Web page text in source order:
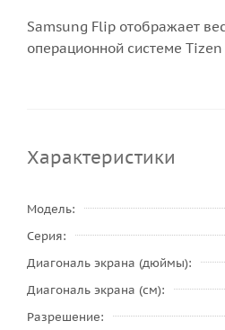
Samsung Flip отображает
операционной системе
Характеристики
Модель
Серия
Диагональ экрана (дюймы)
Диагональ экрана (см)
Разрешение